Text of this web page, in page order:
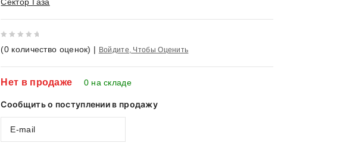
out
of
5
(0 количество оценок) | Войдите, Чтобы Оценить
Нет в продаже 0 на складе
Сообщить о поступлении в продажу